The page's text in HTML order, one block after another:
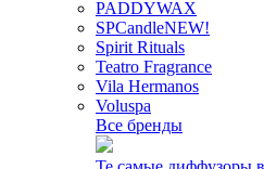
PADDYWAX
SPCandleNEW!
Spirit Rituals
Teatro Fragrance
Vila Hermanos
Voluspa
Все бренды